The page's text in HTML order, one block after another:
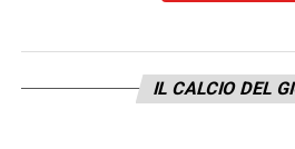
interamente i120 milioni
clausola rescissoria.
IL CALCIO DEL